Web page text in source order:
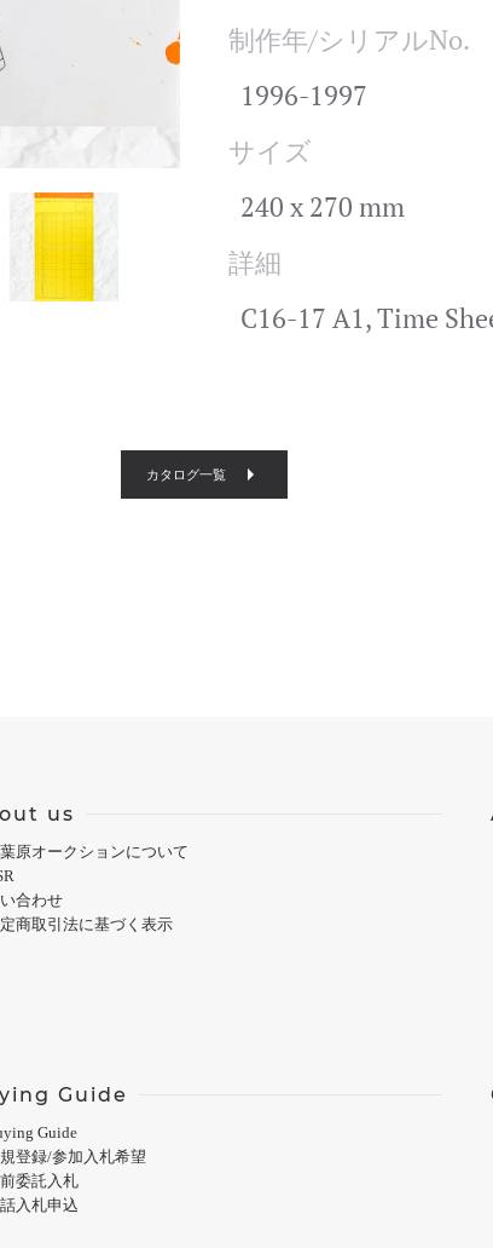
制作年/シリアルNo.
1996-1997
サイズ
240 x 270 mm
詳細
C16-17 A1, Time
カタログ一覧
us
原オークションについて
合わせ
商取引法に基づく表示
Guide
Guide
登録/参加入札希望
委託入札
入札申込